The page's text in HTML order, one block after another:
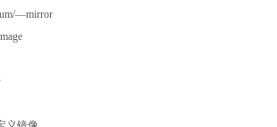
/—mirror